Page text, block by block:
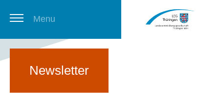
Menu
Newsletter
Newsletter